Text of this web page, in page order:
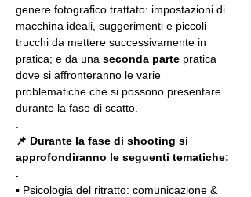
genere fotografico trattato: impostazioni di
macchina ideali, suggerimenti e piccoli
trucchi da mettere successivamente in
pratica; e da una seconda parte pratica
dove si affronteranno le varie
problematiche che si possono presentare
durante la fase di scatto.
📌 Durante la fase di shooting si
approfondiranno le seguenti tematiche:
.
▪️ Psicologia del ritratto: comunicazione &